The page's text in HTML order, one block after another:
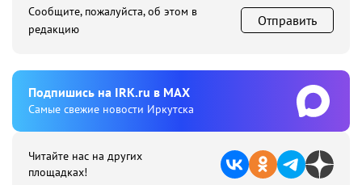
Сообщите, пожалуйста, об этом в
редакцию
Отправить
Подпишиcь на IRK.ru в MAX
Cамые свежие новости Иркутска
Читайте нас на других
площадках!